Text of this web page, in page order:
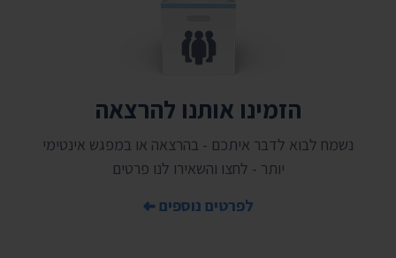
הזמינו אותנו להרצאה
נשמח לבוא לדבר איתכם - בהרצאה או במפגש אינטימי
יותר - לחצו והשאירו לנו פרטים
לפרטים נוספים